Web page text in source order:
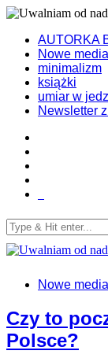
AUTORKA
Nowe media
minimalizm
książki
umiar w
Newsletter
Nowe media
Czy to
Polsce?